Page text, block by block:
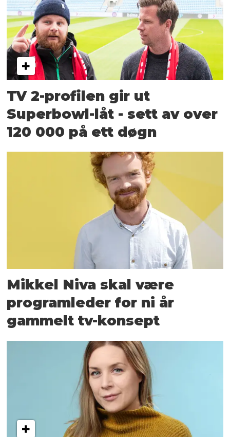
TV 2-profilen gir ut
Superbowl-låt - sett av over
120 000 på ett døgn
Mikkel Niva skal være
program­leder for ni år
gammelt tv-konsept